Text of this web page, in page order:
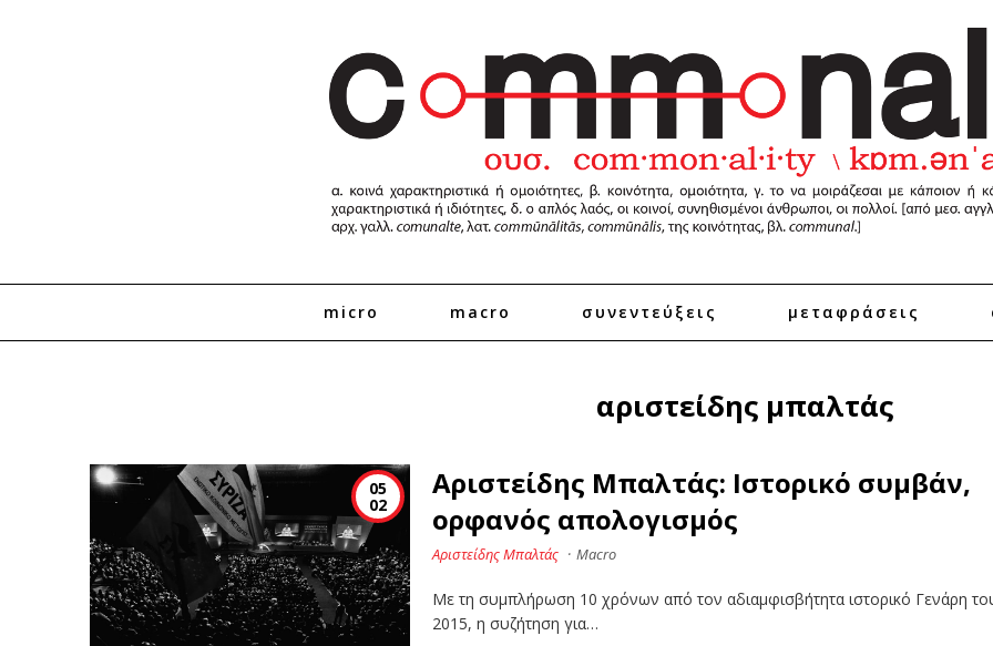
micro macro συνεντεύξεις μεταφράσεις
αριστείδης μπαλτάς
05
02
Αριστείδης Μπαλτάς: Ιστορικό συμβάν,
ορφανός απολογισμός
Αριστείδης Μπαλτάς · Macro
Με τη συμπλήρωση 10 χρόνων από τον αδιαμφισβήτητα ιστορικό Γενάρη
2015, η συζήτηση για…